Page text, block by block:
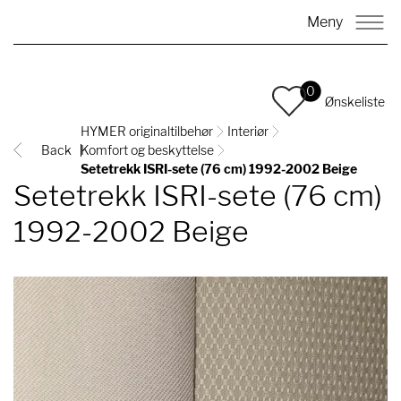
Meny
0
Ønskeliste
Back
HYMER originaltilbehør
Interiør
Komfort og beskyttelse
Setetrekk ISRI-sete (76 cm) 1992-2002 Beige
Setetrekk ISRI-sete (76 cm)
1992-2002 Beige